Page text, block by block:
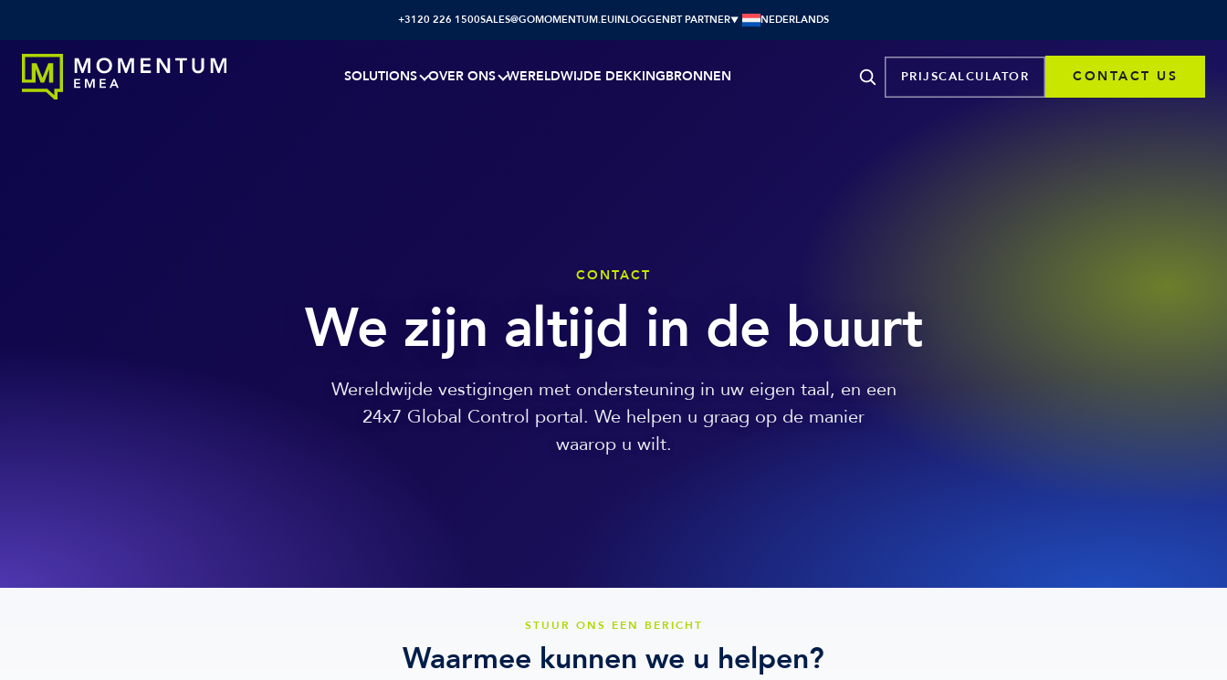
+3120 226 1500SALES@GOMOMENTUM.EUINLOGGENBT PARTNER NEDERLANDS
SOLUTIONS OVER ONS WERELDWIJDE DEKKINGBRONNEN PRIJSCALCULATOR CONTACT US
CONTACT
We zijn altijd in de buurt
Wereldwijde vestigingen met ondersteuning in uw eigen taal, en een
24x7 Global Control portal. We helpen u graag op de manier
waarop u wilt.
STUUR ONS EEN BERICHT
Waarmee kunnen we u helpen?